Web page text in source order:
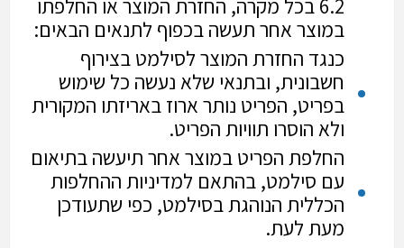
6.2 בכל מקרה, החזרת המוצר או החלפתו
במוצר אחר תעשה בכפוף לתנאים הבאים:
כנגד החזרת המוצר לסילמט בצירוף
חשבונית, ובתנאי שלא נעשה כל שימוש
בפריט, הפריט נותר ארוז באריזתו המקורית
ולא הוסרו תוויות הפריט.
החלפת הפריט במוצר אחר תיעשה בתיאום
עם סילמט, בהתאם למדיניות ההחלפות
הכללית הנוהגת בסילמט, כפי שתעודכן
מעת לעת.